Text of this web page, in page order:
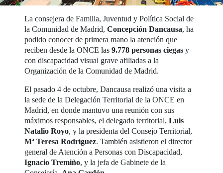
La consejera de Familia, Juventud y Política Social de
la Comunidad de Madrid,Concepción Dancausa, ha
podido conocer de primera mano la atención que
reciben desde la ONCE las9.778 personas ciegas y
con discapacidad visual grave afiliadas a la
Organización de la Comunidad de Madrid.
El pasado 4 de octubre, Dancausa realizó una visita a
la sede de la Delegación Territorial de la ONCE en
Madrid, en donde mantuvo una reunión con sus
máximos responsables, el delegado territorial,Luis
Natalio Royo, y la presidenta del Consejo Territorial,
Mª Teresa Rodríguez. También asistieron el director
general de Atención a Personas con Discapacidad,
Ignacio Tremiño, y la jefa de Gabinete de la